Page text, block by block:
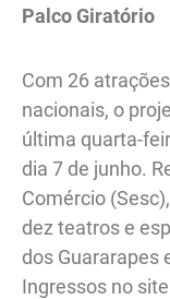
Palco Giratório
Com 26
nacionais, o
última quarta-
dia 7 de junho.
Comércio
dez teatros e
dos Guararapes
Ingressos no